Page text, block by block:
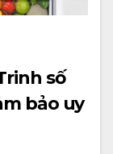
số
bảo uy